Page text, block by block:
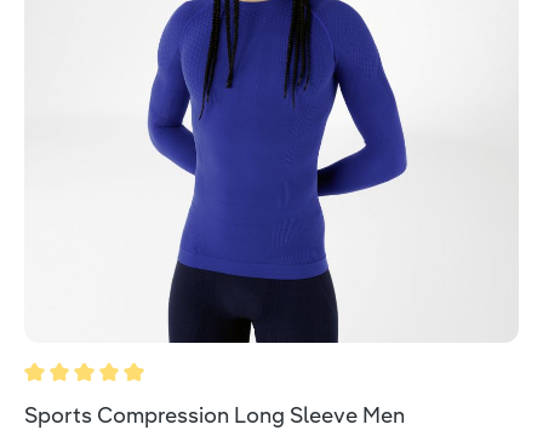
Durchschnittliche Bewertung von 5 von 5 Sternen
Sports Compression Long Sleeve Men